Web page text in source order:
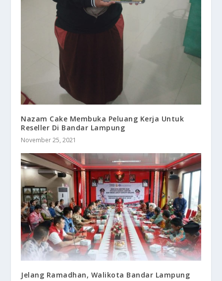
Nazam Cake Membuka Peluang Kerja Untuk
Reseller Di Bandar Lampung
November 25, 2021
Jelang Ramadhan, Walikota Bandar Lampung